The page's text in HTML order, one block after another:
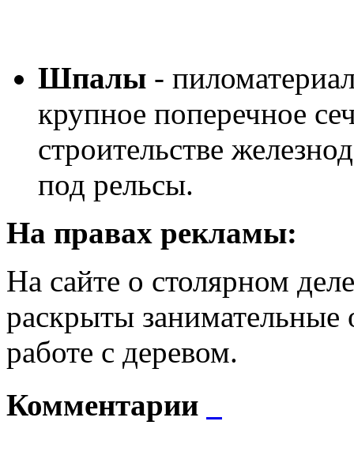
Шпалы -
крупное поперечное
строительстве
под рельсы.
На правах рекламы:
На сайте о столярном
раскрыты занимательные
работе с деревом.
Комментарии